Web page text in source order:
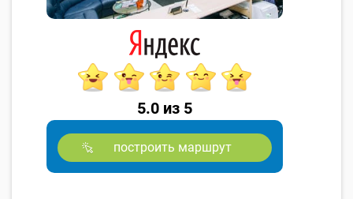
5.0 из 5
построить маршрут